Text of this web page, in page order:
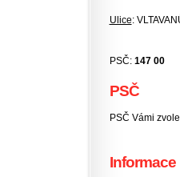
Ulice:
PSČ: 147 00
PSČ
PSČ Vámi
Informace